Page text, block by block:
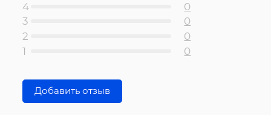
4
0
3
0
2
0
1
0
Добавить отзыв